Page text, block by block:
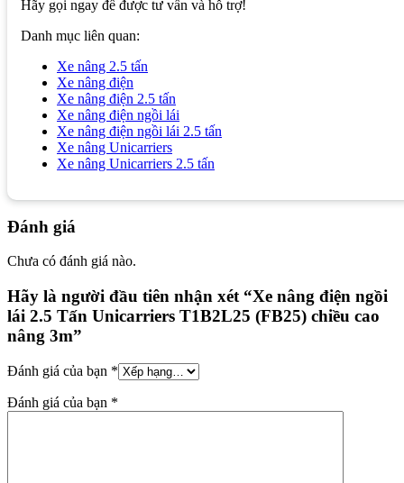
Hãy gọi ngay để được tư vấn và hỗ trợ!
Danh mục liên quan:
Xe nâng 2.5 tấn
Xe nâng điện
Xe nâng điện 2.5 tấn
Xe nâng điện ngồi lái
Xe nâng điện ngồi lái 2.5 tấn
Xe nâng Unicarriers
Xe nâng Unicarriers 2.5 tấn
Đánh giá
Chưa có đánh giá nào.
Hãy là người đầu tiên nhận xét “Xe nâng điện ngồi
lái 2.5 Tấn Unicarriers T1B2L25 (FB25) chiều cao
nâng 3m”
Đánh giá của bạn *
Đánh giá của bạn *